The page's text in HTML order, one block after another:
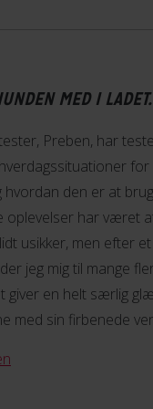
og
gør den både
kassen ikke med
køreoplevelse. Den
for alle.
MED I
Preben, har
den er at
oplevelser har været
usikker, men efter
jeg mig til mange
giver en helt særlig
med sin firbenede